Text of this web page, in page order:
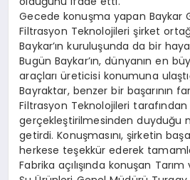
Gecede konuşma yapan Baykar
Filtrasyon Teknolojileri şirket
Baykar’ın kuruluşunda da bir
Bugün Baykar’ın, dünyanın en
araçları üreticisi konumuna
Bayraktar, benzer bir başarının
Filtrasyon Teknolojileri tarafından
gerçekleştirilmesinden duyduğu
getirdi. Konuşmasını, şirketin
herkese teşekkür ederek
Fabrika açılışında konuşan